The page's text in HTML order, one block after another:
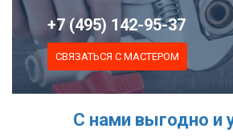
+7 (495) 142-95-37
СВЯЗАТЬСЯ С МАСТЕРОМ
С нами выгодно и